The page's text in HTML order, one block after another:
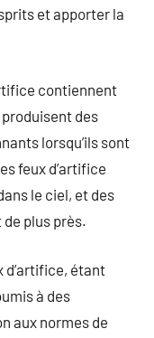
et apporter la
contiennent
des
lorsqu’ils sont
feux d’artifice
le ciel, et des
plus près.
d’artifice, étant
à des
aux normes de